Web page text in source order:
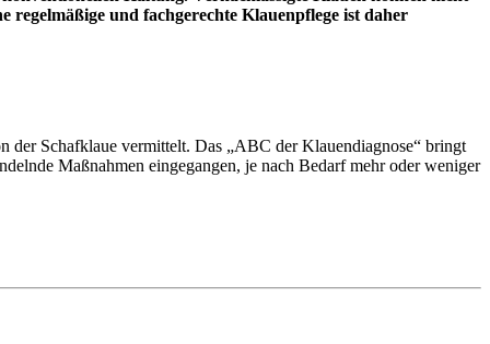
und fachgerechte Klauenpflege ist daher
Schafklaue vermittelt. Das „ABC der Klauendiagnose“ bringt
Maßnahmen eingegangen, je nach Bedarf mehr oder weniger